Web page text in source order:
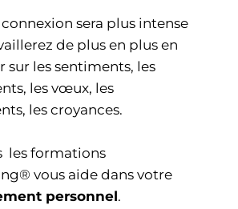
sera plus intense
de plus en plus en
sur les sentiments, les
les vœux, les
les croyances.
les formations
vous aide dans votre
personnel.